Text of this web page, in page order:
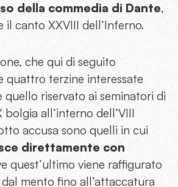
della commedia di Dante,
il canto XXVIII dell’Inferno.
che qui di seguito
quattro terzine interessate
quello riservato ai seminatori di
all’interno dell’VIII
accusa sono quelli in cui
direttamente con
quest’ultimo viene raffigurato
mento fino all’attaccatura